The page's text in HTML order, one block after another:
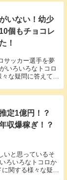
いない！幼少
個もチョコレ
！
サッカー選手を夢
いろいろなトコロ
な疑問に答えてい
定1億円！？
収爆稼ぎ！？
いと思っているそ
ろいろなトコロか
関する様々な疑問